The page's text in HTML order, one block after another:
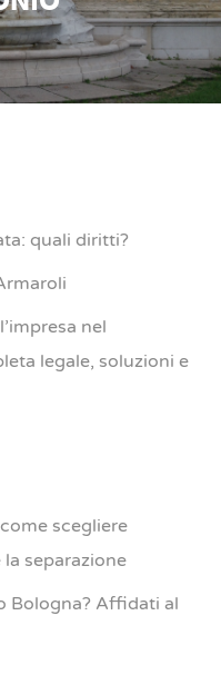
quali diritti?
nel
legale, soluzioni e
scegliere
separazione
Bologna? Affidati al